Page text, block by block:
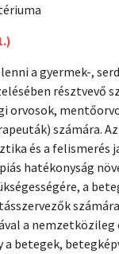
a gyermek-,
résztvevő
orvosok,
számára.
és a felismerés
hatékonyság
a
a
betegek,